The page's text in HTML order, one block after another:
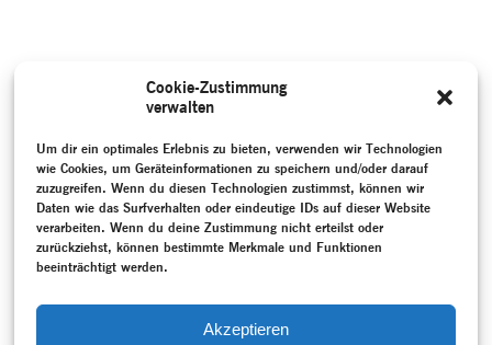
Cookie-Zustimmung
verwalten
Um dir ein optimales Erlebnis zu bieten, verwenden wir Technologien
wie Cookies, um Geräteinformationen zu speichern und/oder darauf
zuzugreifen. Wenn du diesen Technologien zustimmst, können wir
Daten wie das Surfverhalten oder eindeutige IDs auf dieser Website
verarbeiten. Wenn du deine Zustimmung nicht erteilst oder
zurückziehst, können bestimmte Merkmale und Funktionen
beeinträchtigt werden.
Akzeptieren